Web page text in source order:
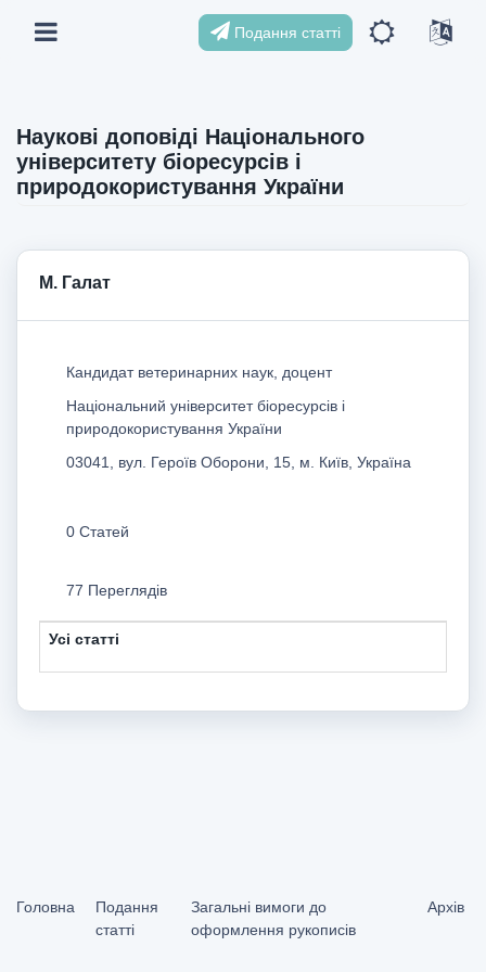
Подання статті
Наукові доповіді Національного
університету біоресурсів і
природокористування України
М. Галат
Кандидат ветеринарних наук, доцент
Національний університет біоресурсів і
природокористування України
03041, вул. Героїв Оборони, 15, м. Київ, Україна
0 Статей
77 Переглядів
Усі статті
Головна
Подання
статті
Загальні вимоги до
оформлення рукописів
Архів